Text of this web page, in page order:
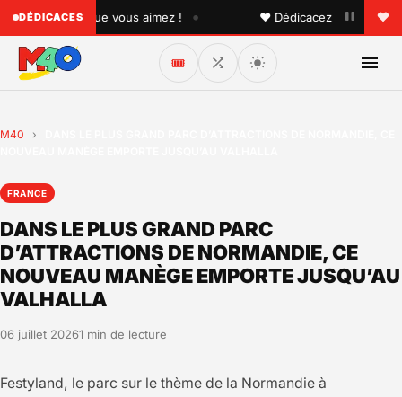
DÉDICACES
quelqu'un que vous aimez ! • ♥ Dédicacez un titre à vos
🎟️
M40 ›
FRANCE
DANS LE PLUS GRAND PARC
D’ATTRACTIONS DE NORMANDIE, CE
NOUVEAU MANÈGE EMPORTE JUSQU’AU
VALHALLA
06 juillet 20261 min de lecture
Festyland, le parc sur le thème de la Normandie à